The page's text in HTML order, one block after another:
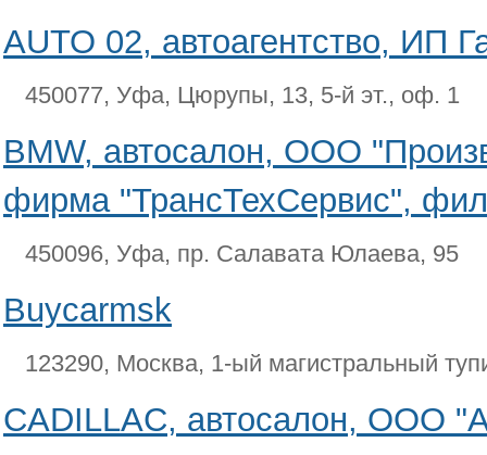
AUTO 02, автоагентство, ИП
450077, Уфа, Цюрупы, 13, 5-й эт., оф. 1
BMW, автосалон, ООО
фирма "ТрансТехСервис",
450096, Уфа, пр. Салавата Юлаева, 95
Buycarmsk
123290, Москва, 1-ый магистральный
CADILLAC, автосалон, ООО